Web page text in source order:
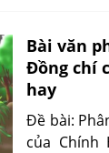
Bài văn
Đồng chí
hay
Đề bài:
của Chính